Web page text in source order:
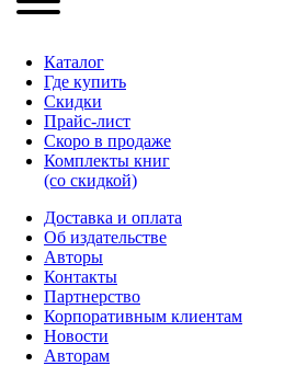
Каталог
Где купить
Скидки
Прайc-лист
Скоро в продаже
Комплекты книг
(со скидкой)
Доставка и оплата
Об издательстве
Авторы
Контакты
Партнерство
Корпоративным клиентам
Новости
Авторам